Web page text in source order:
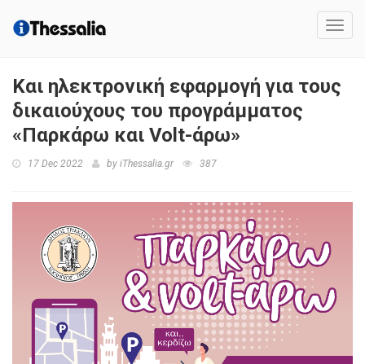
Και ηλεκτρονική εφαρμογή για τους
δικαιούχους του προγράμματος
«Παρκάρω και Volt-άρω»
17 Dec 2022 by iThessalia.gr 387